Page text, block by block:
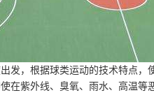
发，根据球类运动的技术特点，
在紫外线、臭氧、雨水、高温